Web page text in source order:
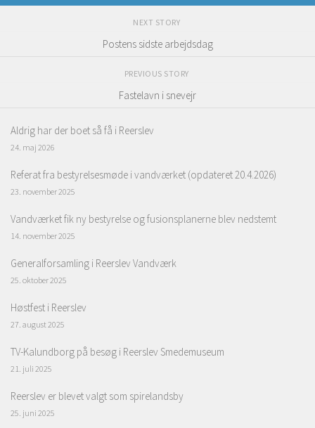
NEXT STORY
Postens sidste arbejdsdag
PREVIOUS STORY
Fastelavn i snevejr
Aldrig har der boet så få i Reerslev
24. maj 2026
Referat fra bestyrelsesmøde i vandværket (opdateret 20.4.2026)
23. november 2025
Vandværket fik ny bestyrelse og fusionsplanerne blev nedstemt
14. november 2025
Generalforsamling i Reerslev Vandværk
25. oktober 2025
Høstfest i Reerslev
27. august 2025
TV-Kalundborg på besøg i Reerslev Smedemuseum
21. juli 2025
Reerslev er blevet valgt som spirelandsby
25. juni 2025